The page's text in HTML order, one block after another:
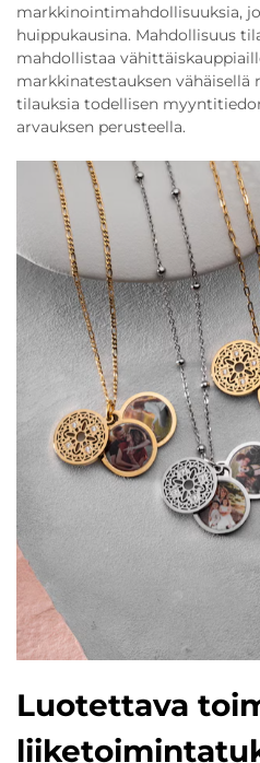
markkinointimahdollisuuksia,
huippukausina. Mahdollisuus
mahdollistaa
markkinatestauksen vähäisellä
tilauksia todellisen
arvauksen perusteella.
Luotettava